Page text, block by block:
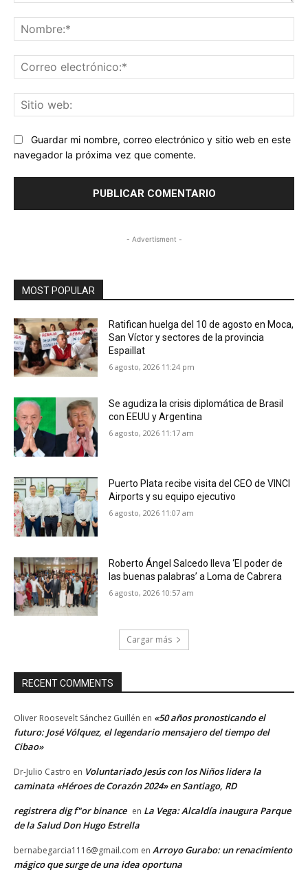
Guardar mi nombre, correo electrónico y sitio web en este
navegador la próxima vez que comente.
- Advertisment -
MOST POPULAR
Ratifican huelga del 10 de agosto en Moca,
San Víctor y sectores de la provincia
Espaillat
6 agosto, 2026 11:24 pm
Se agudiza la crisis diplomática de Brasil
con EEUU y Argentina
6 agosto, 2026 11:17 am
Puerto Plata recibe visita del CEO de VINCI
Airports y su equipo ejecutivo
6 agosto, 2026 11:07 am
Roberto Ángel Salcedo lleva ‘El poder de
las buenas palabras’ a Loma de Cabrera
6 agosto, 2026 10:57 am
Cargar más
RECENT COMMENTS
Oliver Roosevelt Sánchez Guillén en «50 años pronosticando el
futuro: José Vólquez, el legendario mensajero del tiempo del
Cibao»
Dr-Julio Castro en Voluntariado Jesús con los Niños lidera la
caminata «Héroes de Corazón 2024» en Santiago, RD
registrera dig f"or binance en La Vega: Alcaldía inaugura Parque
de la Salud Don Hugo Estrella
bernabegarcia1116@gmail.com en Arroyo Gurabo: un renacimiento
mágico que surge de una idea oportuna